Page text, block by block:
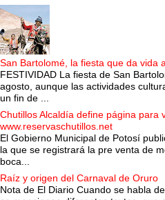
San Bartolomé, la fiesta que da vida
FESTIVIDAD La fiesta de San
agosto, aunque las actividades
un fin de ...
Chutillos Alcaldía define página para
www.reservaschutillos.net
El Gobierno Municipal de Potosí
la que se registrará la pre venta de
boca...
Raíz y origen del Carnaval de Oruro
Nota de El Diario Cuando se habla